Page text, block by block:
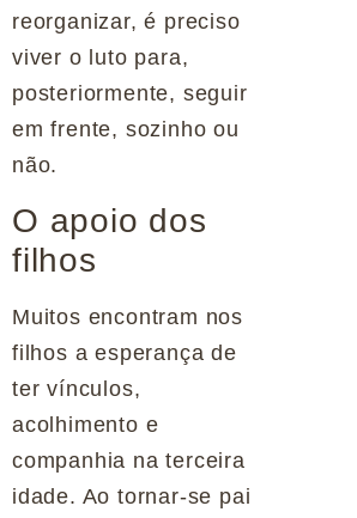
reorganizar, é preciso
viver o luto para,
posteriormente, seguir
em frente, sozinho ou
não.
O apoio dos
filhos
Muitos encontram nos
filhos a esperança de
ter vínculos,
acolhimento e
companhia na terceira
idade. Ao tornar-se pai